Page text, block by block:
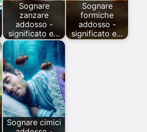
Sognare
zanzare
addosso -
significato e…
Sognare
formiche
addosso -
significato e…
Sognare cimici